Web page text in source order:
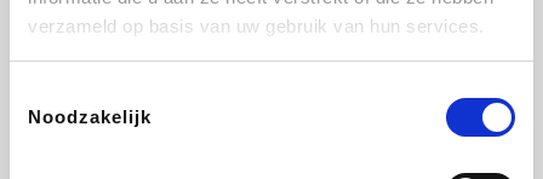
verzameld op basis van uw gebruik van hun services.
Noodzakelijk
Lufthansa